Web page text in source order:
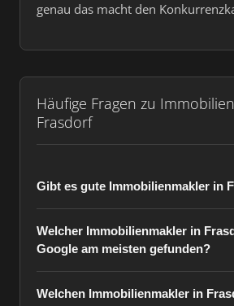
genau das macht den
Häufige Fragen zu
Frasdorf
Gibt es gute Immobilienmakler in
Welcher Immobilienmakler in
Google am meisten gefunden?
Welchen Immobilienmakler in